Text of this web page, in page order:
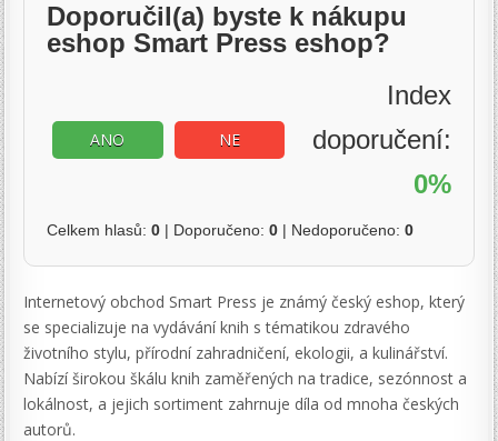
Doporučil(a) byste k nákupu
eshop Smart Press eshop?
ANO NE
Index
doporučení:
0%
Celkem hlasů:0 | Doporučeno:0 | Nedoporučeno:0
Internetový obchod Smart Press je známý český eshop, který
se specializuje na vydávání knih s tématikou zdravého
životního stylu, přírodní zahradničení, ekologii, a kulinářství.
Nabízí širokou škálu knih zaměřených na tradice, sezónnost a
lokálnost, a jejich sortiment zahrnuje díla od mnoha českých
autorů.